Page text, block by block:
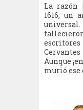
La
1616, un
Aunque
murió ese